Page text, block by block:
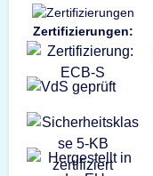
Zertifizierungen: